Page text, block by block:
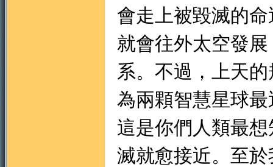
會走上被毀滅的
就會往外太空發
系。不過，上天
為兩顆智慧星球
這是你們人類最
滅就愈接近。至